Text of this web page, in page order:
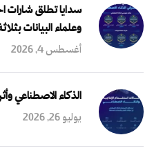
سدايا تطلق شارات
وعلماء البيانات
أغسطس 4, 2026
الذكاء الاصطناعي وأثره في
يوليو 26, 2026